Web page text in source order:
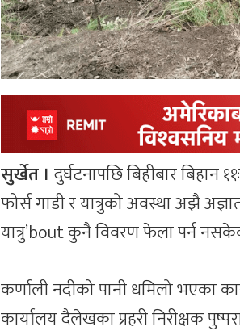
सुर्खेत । दुर्घटनापछि बिहीबार बिहान
फोर्स गाडी र यात्रुको अवस्था अझै
यात्रु’bout कुनै विवरण फेला पर्न
कर्णाली नदीको पानी धमिलो भएका
कार्यालय दैलेखका प्रहरी निरीक्षक